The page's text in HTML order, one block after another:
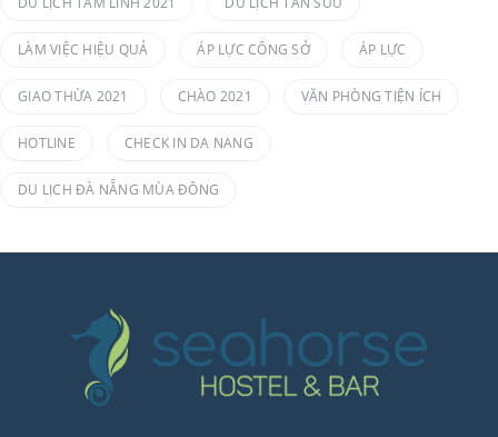
LÀM VIỆC HIỆU QUẢ ÁP LỰC CÔNG SỞ ÁP LỰC
GIAO THỪA 2021 CHÀO 2021 VĂN PHÒNG TIỆN ÍCH
HOTLINE CHECK IN DA NANG
DU LỊCH ĐÀ NẴNG MÙA ĐÔNG